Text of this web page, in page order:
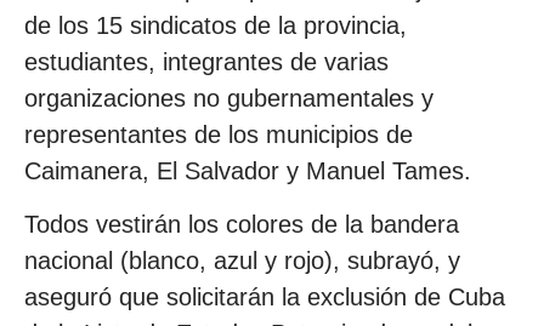
de los 15 sindicatos de la provincia,
estudiantes, integrantes de varias
organizaciones no gubernamentales y
representantes de los municipios de
Caimanera, El Salvador y Manuel Tames.
Todos vestirán los colores de la bandera
nacional (blanco, azul y rojo), subrayó, y
aseguró que solicitarán la exclusión de Cuba